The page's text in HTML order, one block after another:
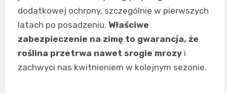
dodatkowej ochrony, szczególnie w pierwszych
latach po posadzeniu. Właściwe
zabezpieczenie na zimę to gwarancja, że
roślina przetrwa nawet srogie mrozy i
zachwyci nas kwitnieniem w kolejnym sezonie.